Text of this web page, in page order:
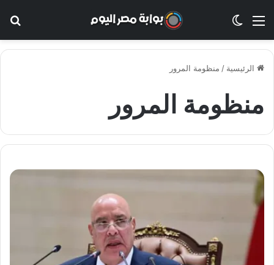
القائمة الوضع المظلم
الرئيسية / منظومة المرور
منظومة المرور